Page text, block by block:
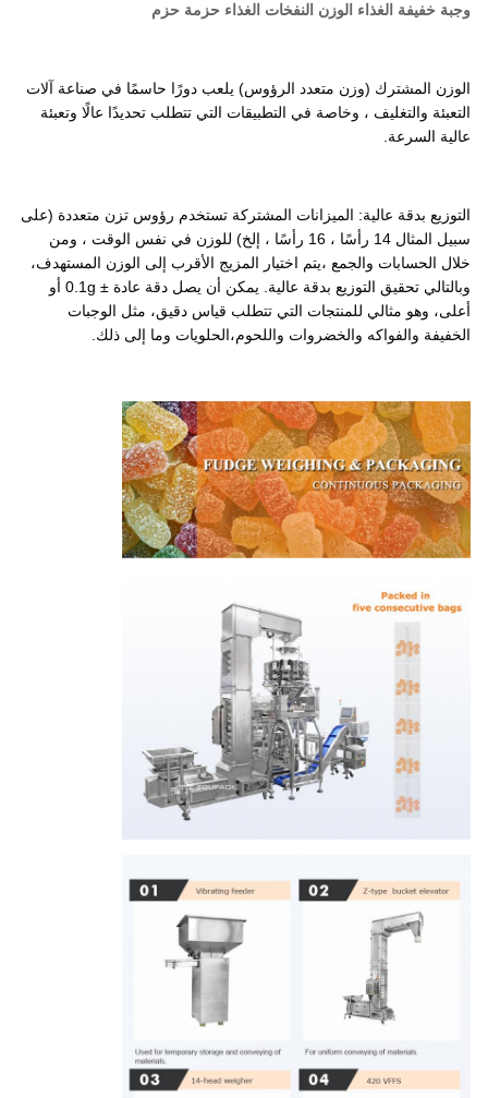
وجبة خفيفة الغذاء الوزن النفخات الغذاء حزمة حزم
الوزن المشترك (وزن متعدد الرؤوس) يلعب دورًا حاسمًا في صناعة آلات
التعبئة والتغليف ، وخاصة في التطبيقات التي تتطلب تحديدًا عالًا وتعبئة
عالية السرعة.
التوزيع بدقة عالية: الميزانات المشتركة تستخدم رؤوس تزن متعددة (على
سبيل المثال 14 رأسًا ، 16 رأسًا ، إلخ) للوزن في نفس الوقت ، ومن
خلال الحسابات والجمع ،يتم اختيار المزيج الأقرب إلى الوزن المستهدف،
وبالتالي تحقيق التوزيع بدقة عالية. يمكن أن يصل دقة عادة ± 0.1g أو
أعلى، وهو مثالي للمنتجات التي تتطلب قياس دقيق، مثل الوجبات
الخفيفة والفواكه والخضروات واللحوم،الحلويات وما إلى ذلك.